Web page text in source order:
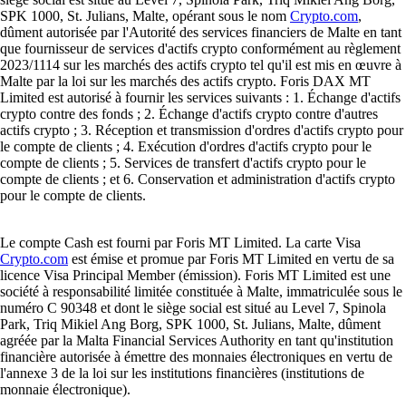
SPK 1000, St. Julians, Malte, opérant sous le nom Crypto.com,
dûment autorisée par l'Autorité des services financiers de Malte en tant
que fournisseur de services d'actifs crypto conformément au règlement
2023/1114 sur les marchés des actifs crypto tel qu'il est mis en œuvre à
Malte par la loi sur les marchés des actifs crypto. Foris DAX MT
Limited est autorisé à fournir les services suivants : 1. Échange d'actifs
crypto contre des fonds ; 2. Échange d'actifs crypto contre d'autres
actifs crypto ; 3. Réception et transmission d'ordres d'actifs crypto pour
le compte de clients ; 4. Exécution d'ordres d'actifs crypto pour le
compte de clients ; 5. Services de transfert d'actifs crypto pour le
compte de clients ; et 6. Conservation et administration d'actifs crypto
pour le compte de clients.
Le compte Cash est fourni par Foris MT Limited. La carte Visa
Crypto.com est émise et promue par Foris MT Limited en vertu de sa
licence Visa Principal Member (émission). Foris MT Limited est une
société à responsabilité limitée constituée à Malte, immatriculée sous le
numéro C 90348 et dont le siège social est situé au Level 7, Spinola
Park, Triq Mikiel Ang Borg, SPK 1000, St. Julians, Malte, dûment
agréée par la Malta Financial Services Authority en tant qu'institution
financière autorisée à émettre des monnaies électroniques en vertu de
l'annexe 3 de la loi sur les institutions financières (institutions de
monnaie électronique).